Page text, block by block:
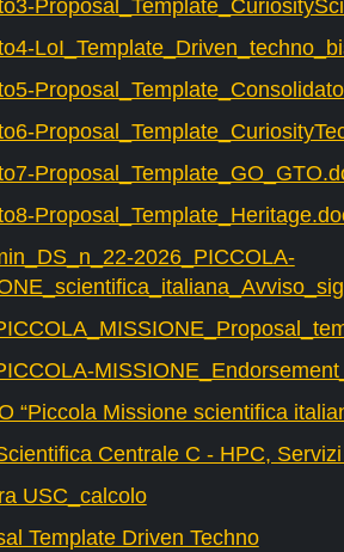
2026_PICCOLA-
“Piccola Missione scientifica
Centrale C - HPC,
USC_calcolo
Template Driven Techno